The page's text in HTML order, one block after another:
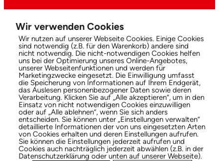
Wir verwenden Cookies
Wir nutzen auf unserer Webseite Cookies. Einige Cookies
sind notwendig (z.B. für den Warenkorb) andere sind
nicht notwendig. Die nicht-notwendigen Cookies helfen
uns bei der Optimierung unseres Online-Angebotes,
unserer Webseitenfunktionen und werden für
Marketingzwecke eingesetzt. Die Einwilligung umfasst
die Speicherung von Informationen auf Ihrem Endgerät,
das Auslesen personenbezogener Daten sowie deren
Verarbeitung. Klicken Sie auf „Alle akzeptieren“, um in den
Einsatz von nicht notwendigen Cookies einzuwilligen
oder auf „Alle ablehnen“, wenn Sie sich anders
entscheiden. Sie können unter „Einstellungen verwalten“
detaillierte Informationen der von uns eingesetzten Arten
von Cookies erhalten und deren Einstellungen aufrufen.
Sie können die Einstellungen jederzeit aufrufen und
Cookies auch nachträglich jederzeit abwählen (z.B. in der
Datenschutzerklärung oder unten auf unserer Webseite).